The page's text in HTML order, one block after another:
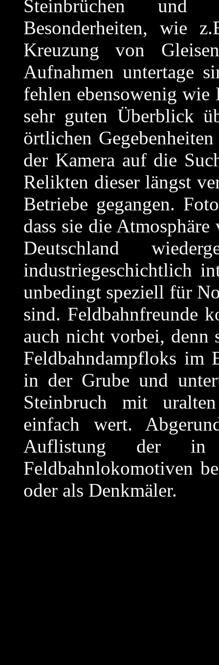
Steinbrüchen und
Besonderheiten, wie
Kreuzung von
Aufnahmen untertage
fehlen ebensowenig
sehr guten Überblick
örtlichen
der Kamera auf die
Relikten dieser längst
Betriebe gegangen.
dass sie die
Deutschland
industriegeschichtlich
unbedingt speziell für
sind. Feldbahnfreunde
auch nicht vorbei, denn
Feldbahndampfloks im
in der Grube und
Steinbruch mit
einfach wert.
Auflistung der in
Feldbahnlokomotiven
oder als Denkmäler.